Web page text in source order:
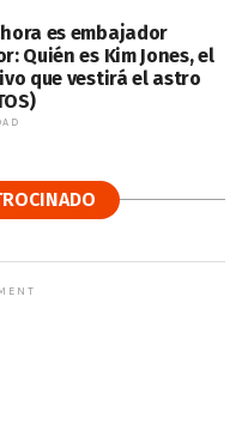
es embajador
Quién es Kim Jones, el
que vestirá el astro